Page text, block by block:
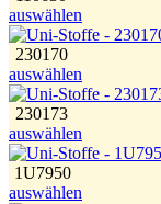
auswählen
230170
auswählen
230173
auswählen
1U7950
auswählen